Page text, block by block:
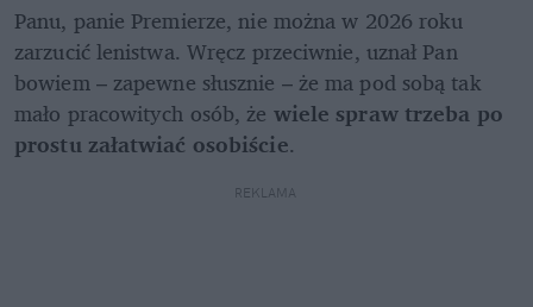
Panu, panie Premierze, nie można w 2026 roku
zarzucić lenistwa. Wręcz przeciwnie, uznał Pan
bowiem – zapewne słusznie – że ma pod sobą tak
mało pracowitych osób, że wiele spraw trzeba po
prostu załatwiać osobiście.
REKLAMA